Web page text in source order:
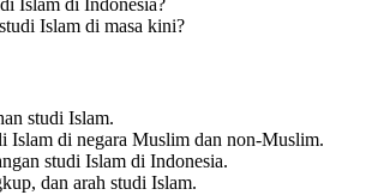
Islam di masa kini?
studi Islam.
Islam di negara Muslim dan non-Muslim.
studi Islam di Indonesia.
dan arah studi Islam.